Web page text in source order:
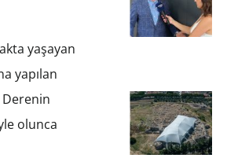
yaşayan
yapılan
Derenin
olunca